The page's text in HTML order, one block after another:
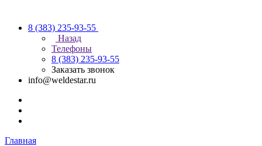
8 (383) 235-93-55
Назад
Телефоны
8 (383) 235-93-55
Заказать звонок
info@weldestar.ru
Главная